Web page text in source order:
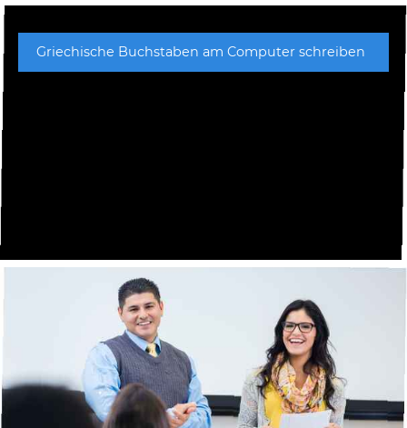
Griechische Buchstaben am Computer schreiben